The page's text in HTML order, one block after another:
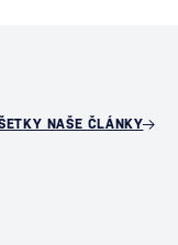
NAŠE ČLÁNKY